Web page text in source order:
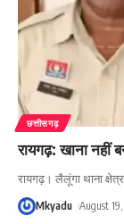
छत्तीसगढ़
रायगढ़: खाना नहीं
रायगढ़। लैलूंगा थाना
Mkyadu August